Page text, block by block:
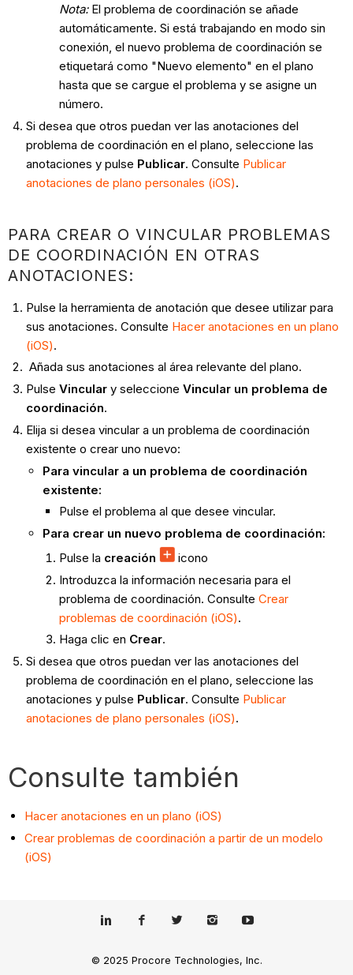
Nota: El problema de coordinación se añade
automáticamente. Si está trabajando en modo sin
conexión, el nuevo problema de coordinación se
etiquetará como "Nuevo elemento" en el plano
hasta que se cargue el problema y se asigne un
número.
Si desea que otros puedan ver las anotaciones del
problema de coordinación en el plano, seleccione las
anotaciones y pulse Publicar. Consulte Publicar
anotaciones de plano personales (iOS).
PARA CREAR O VINCULAR PROBLEMAS
DE COORDINACIÓN EN OTRAS
ANOTACIONES:
Pulse la herramienta de anotación que desee utilizar para
sus anotaciones. Consulte Hacer anotaciones en un plano
(iOS).
Añada sus anotaciones al área relevante del plano.
Pulse Vincular y seleccione Vincular un problema de
coordinación.
Elija si desea vincular a un problema de coordinación
existente o crear uno nuevo:
Para vincular a un problema de coordinación
existente:
Pulse el problema al que desee vincular.
Para crear un nuevo problema de coordinación:
Pulse la creación
icono
Introduzca la información necesaria para el
problema de coordinación. Consulte Crear
problemas de coordinación (iOS).
Haga clic en Crear.
Si desea que otros puedan ver las anotaciones del
problema de coordinación en el plano, seleccione las
anotaciones y pulse Publicar. Consulte Publicar
anotaciones de plano personales (iOS).
Consulte también
Hacer anotaciones en un plano (iOS)
Crear problemas de coordinación a partir de un modelo
(iOS)
© 2025 Procore Technologies, Inc.